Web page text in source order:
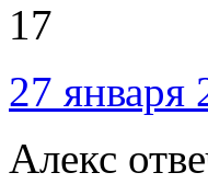
17
27 января
Алекс